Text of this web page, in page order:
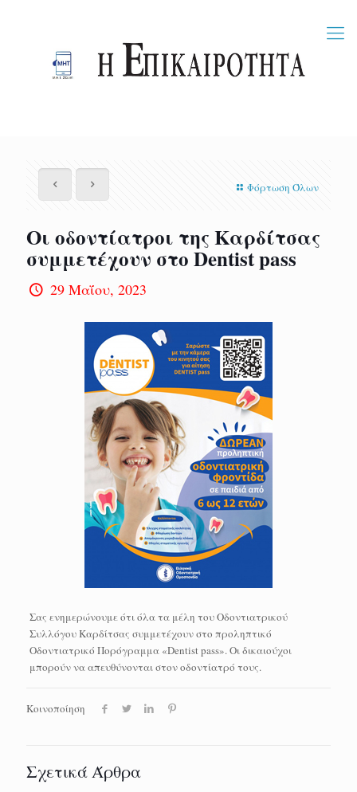
Φόρτωση Όλων
Οι οδοντίατροι της Καρδίτσας
συμμετέχουν στο Dentist pass
29 Μαΐου, 2023
Σας ενημερώνουμε ότι όλα τα μέλη του Οδοντιατρικού
Συλλόγου Καρδίτσας συμμετέχουν στο προληπτικό
Οδοντιατρικό Πορόγραμμα «Dentist pass». Οι δικαιούχοι
μπορούν να απευθύνονται στον οδοντίατρό τους.
Κοινοποίηση
Σχετικά Άρθρα